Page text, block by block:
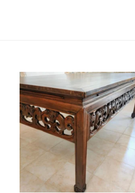
Aggiungi
alla lista
dei
desideri